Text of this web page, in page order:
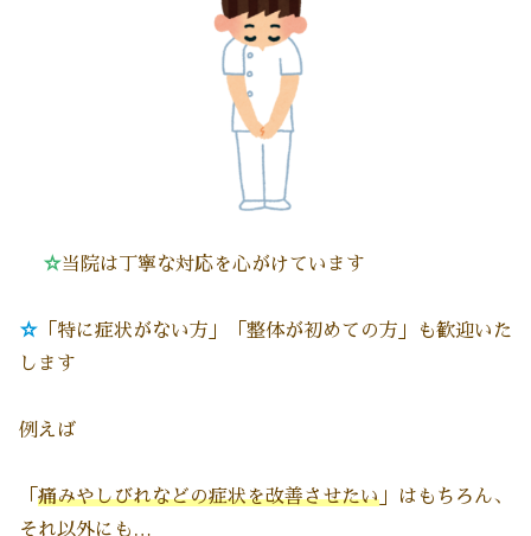
☆当院は丁寧な対応を心がけています
☆ 「特に症状がない方」「整体が初めての方」も歓迎いた
します
例えば
「 痛みやしびれなどの症状を改善させたい 」はもちろん、
それ以外にも…